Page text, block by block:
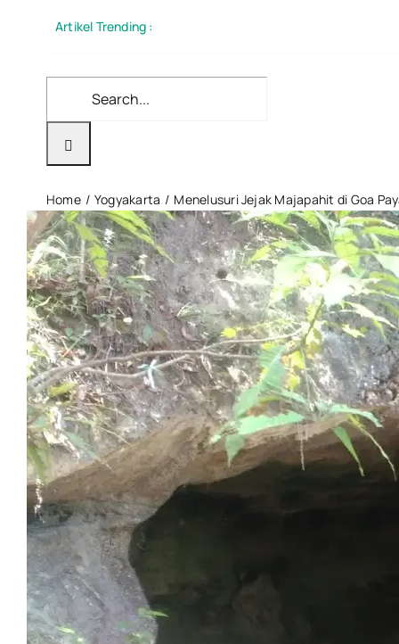
Artikel Trending :
Home Yogyakarta Menelusuri Jejak Majapahit di Goa